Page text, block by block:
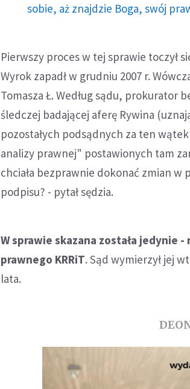
sobie, aż znajdzie Boga, swój
Pierwszy proces w tej sprawie toczył
Wyrok zapadł w grudniu 2007 r.
Tomasza Ł. Według sądu, prokurator
śledczej badającej aferę Rywina
pozostałych podsądnych za ten
analizy prawnej" postawionych tam
chciała bezprawnie dokonać zmian w
podpisu? - pytał sędzia.
W sprawie skazana została jedynie
prawnego KRRiT. Sąd wymierzył jej
lata.